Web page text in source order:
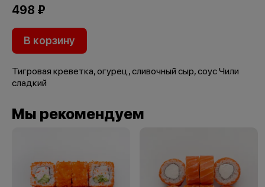
498 ₽
В корзину
Тигровая креветка, огурец, сливочный сыр, соус Чили
сладкий
Мы рекомендуем